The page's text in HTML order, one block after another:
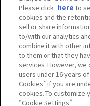
privacypolicy
ウェブサイトご利用条件
個人情報保護方針
©BANDAI
Please click here to
cookies and the
sell or share
to/with our analytics
combine it with other
to them or that they
services. However, we
users under 16 years
Cookies” if you are
cookies. To customize
“Cookie Settings”.